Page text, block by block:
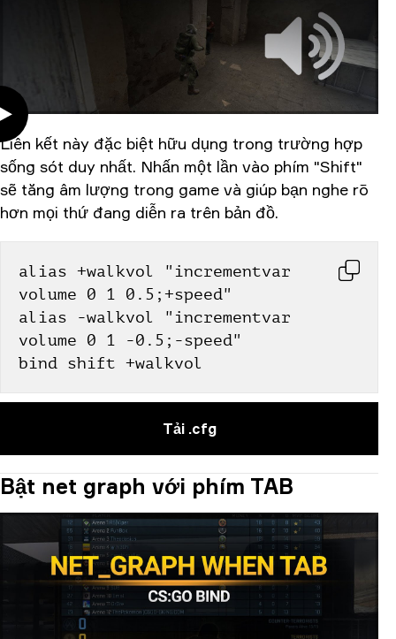
Liên kết này đặc biệt hữu dụng trong trường hợp
sống sót duy nhất. Nhấn một lần vào phím "Shift"
sẽ tăng âm lượng trong game và giúp bạn nghe rõ
hơn mọi thứ đang diễn ra trên bản đồ.
alias +walkvol "incrementvar
volume 0 1 0.5;+speed"
alias -walkvol "incrementvar
volume 0 1 -0.5;-speed"
bind shift +walkvol
Tải .cfg
Bật net graph với phím TAB